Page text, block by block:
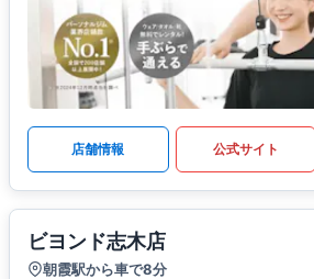
店舗情報 公式サイト
ビヨンド志木店
朝霞駅から車で8分